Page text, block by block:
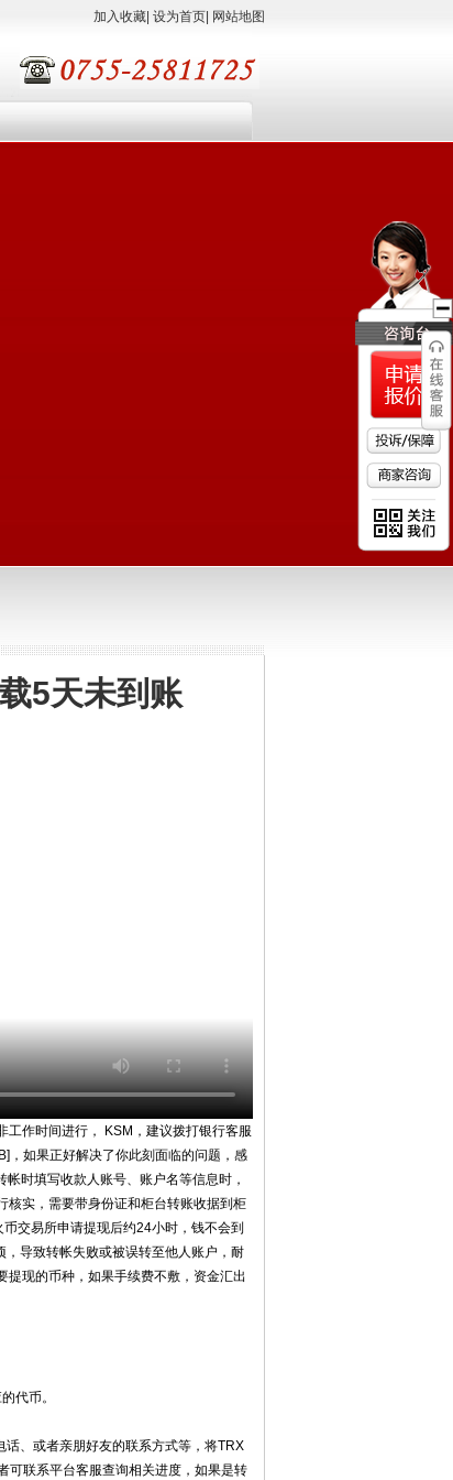
加入收藏 设为首页 网站地图
5天未到账
作时间进行， KSM，建议拨打银行客服
，如果正好解决了你此刻面临的问题，感
时填写收款人账号、账户名等信息时，
核实，需要带身份证和柜台转账收据到柜
交易所申请提现后约24小时，钱不会到
导致转帐失败或被误转至他人账户，耐
提现的币种，如果手续费不敷，资金汇出
代币。
、或者亲朋好友的联系方式等，将TRX
可联系平台客服查询相关进度，如果是转